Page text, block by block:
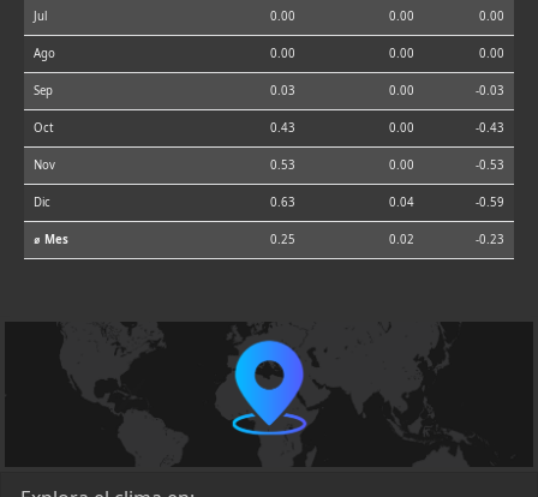
Jul 0.00 0.00 0.00
Ago 0.00 0.00 0.00
Sep 0.03 0.00 -0.03
Oct 0.43 0.00 -0.43
Nov 0.53 0.00 -0.53
Dic 0.63 0.04 -0.59
⌀ Mes 0.25 0.02 -0.23